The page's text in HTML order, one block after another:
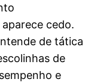
cedo.
de tática
de
e